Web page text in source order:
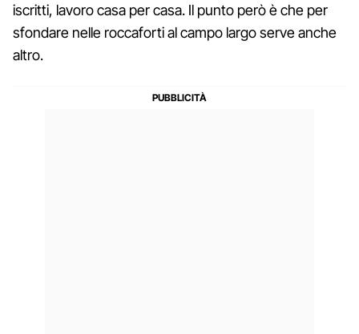
iscritti, lavoro casa per casa. Il punto però è che per
sfondare nelle roccaforti al campo largo serve anche
altro.